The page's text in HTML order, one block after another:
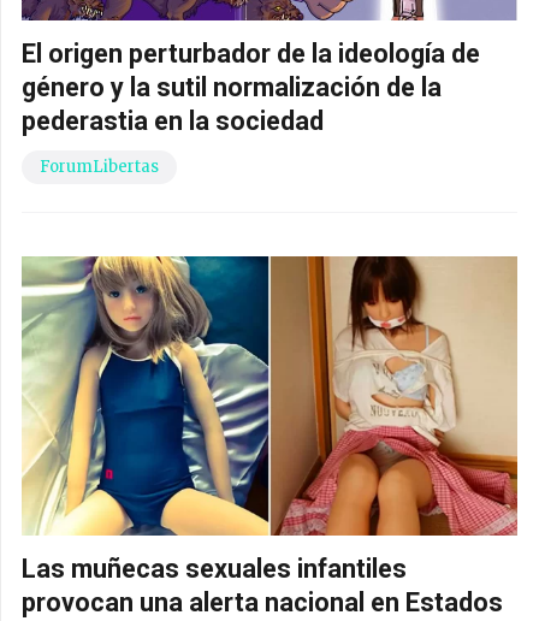
El origen perturbador de la ideología de
género y la sutil normalización de la
pederastia en la sociedad
ForumLibertas
Las muñecas sexuales infantiles
provocan una alerta nacional en Estados